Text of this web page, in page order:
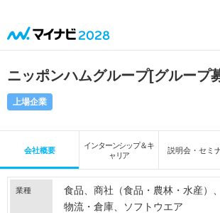
ニッポンハムグループ[グループ
上場企業
会社概要
インターンシップ＆キ
ャリア
説明会・セミ
業種 食品 商社（食品・農林・水産）
物流・倉庫
ソフトウエア